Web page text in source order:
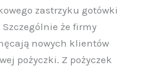
zastrzyku gotówki
że firmy
nowych klientów
pożyczki. Z pożyczek